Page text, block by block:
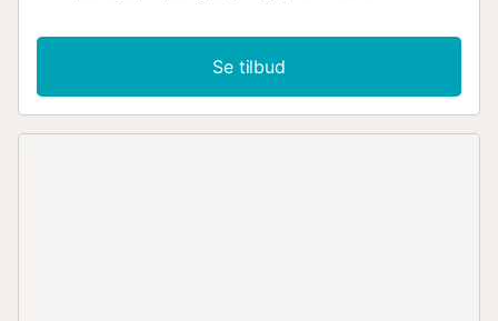
Se tilbud